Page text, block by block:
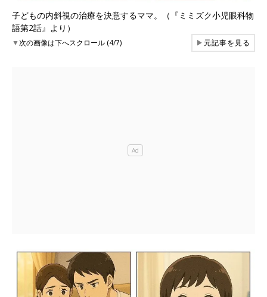
子どもの内斜視の治療を決意するママ。（『ミミズク小児眼科物
語第2話』より）
▼次の画像は下へスクロール (4/7) ▶元記事を見る